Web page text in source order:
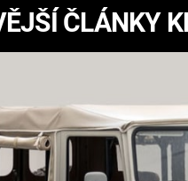
KINGDOM
COME:
ESPORT
ČLÁNKY